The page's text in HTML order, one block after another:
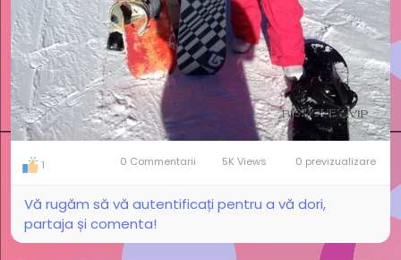
1 0 Commentarii 5K Views 0 previzualizare
Vă rugăm să vă autentificați pentru a vă dori,
partaja și comenta!